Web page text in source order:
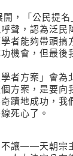
，「公民提
聲，認為泛民
者能夠帶頭搞
機會，但最
者方案」會為
方案，是要向
蹟地成功，我
死心了。
讓——天朝宗